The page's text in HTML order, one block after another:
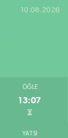
10.08.2026
ÖĞLE
13:07
YATSI